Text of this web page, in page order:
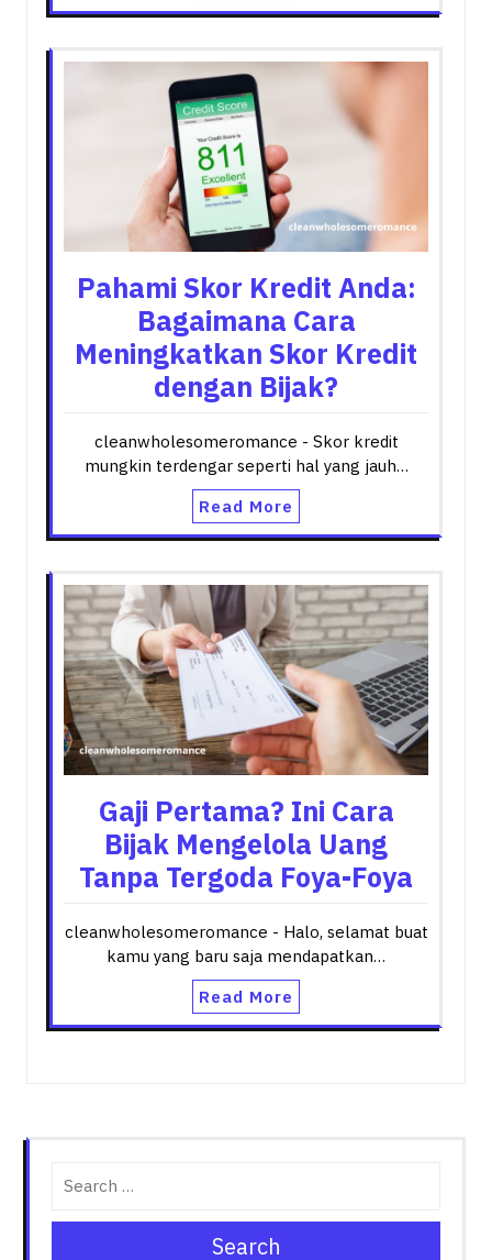
Pahami Skor Kredit Anda:
Bagaimana Cara
Meningkatkan Skor Kredit
dengan Bijak?
cleanwholesomeromance - Skor kredit
mungkin terdengar seperti hal yang jauh…
Read More
Gaji Pertama? Ini Cara
Bijak Mengelola Uang
Tanpa Tergoda Foya-Foya
cleanwholesomeromance - Halo, selamat buat
kamu yang baru saja mendapatkan…
Read More
Search